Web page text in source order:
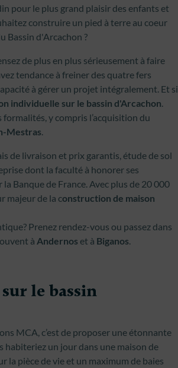
pour le plus grand plaisir des enfants et
construire un pied à terre au coeur
Bassin d'Arcachon ?
de plus en plus sérieusement à faire
tendance à freiner des quatre fers
à gérer un projet intégralement. Et si
individuelle sur le bassin d'Arcachon
formalités, y compris l’acquisition du
Mestras
de livraison et prix garantis, étude de sol
dont la faculté à honorer ses
Banque de France. Avec plus de 20 000
majeur de la construction de maison
Prenez rendez-vous ou passez dans
à Andernos et à Biganos
le bassin
MCA, c’est de proposer une étonnante
habiteriez un jour dans une maison de
la pièce de vie et un maximum de baies